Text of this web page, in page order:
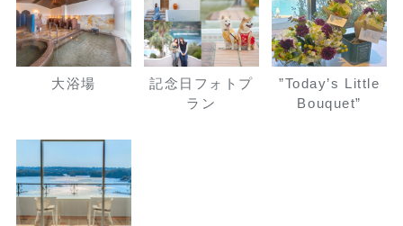
大浴場
記念日フォトプ
ラン
”Today’s Little
Bouquet”